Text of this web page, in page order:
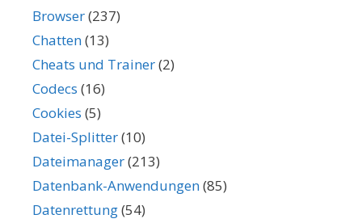
Browser(237)
Chatten(13)
Cheats und Trainer(2)
Codecs (16)
Cookies (5)
Datei-Splitter(10)
Dateimanager(213)
Datenbank-Anwendungen(85)
Datenrettung(54)